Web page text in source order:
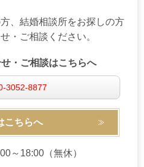
、結婚相談所をお探しの方
・ご相談ください。
・ご相談はこちらへ
3052-8877
こちらへ
～18:00（無休）